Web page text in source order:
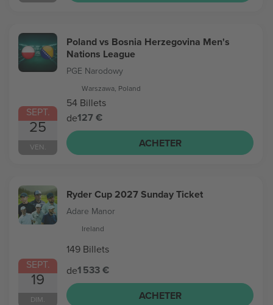
SEPT.
25
VEN.
Poland vs Bosnia Herzegovina Men's
Nations League
PGE Narodowy
Warszawa, Poland
54 Billets
de127 €
ACHETER
SEPT.
19
DIM.
Ryder Cup 2027 Sunday Ticket
Adare Manor
Ireland
149 Billets
de1 533 €
ACHETER